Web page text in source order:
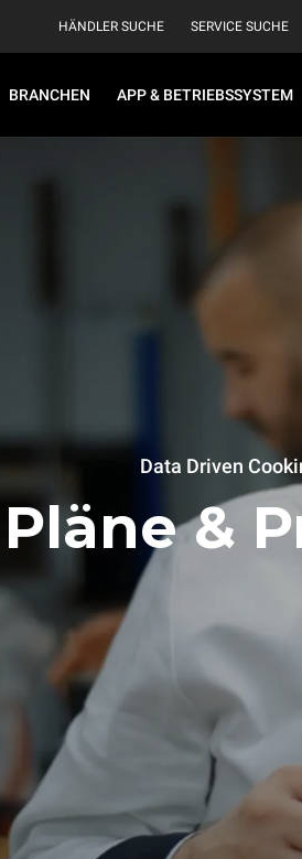
HÄNDLER SUCHE SERVICE SUCHE
BRANCHEN APP & BETRIEBSSYSTEM
Data Driven
Pläne &